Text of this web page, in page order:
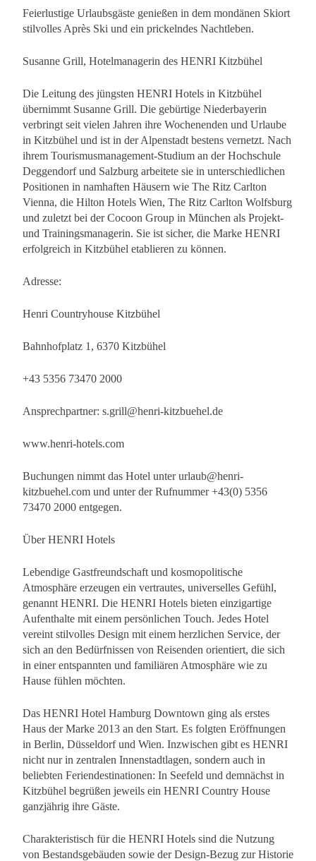
Feierlustige Urlaubsgäste genießen in dem mondänen Skiort
stilvolles Après Ski und ein prickelndes Nachtleben.
Susanne Grill, Hotelmanagerin des HENRI Kitzbühel
Die Leitung des jüngsten HENRI Hotels in Kitzbühel
übernimmt Susanne Grill. Die gebürtige Niederbayerin
verbringt seit vielen Jahren ihre Wochenenden und Urlaube
in Kitzbühel und ist in der Alpenstadt bestens vernetzt. Nach
ihrem Tourismusmanagement-Studium an der Hochschule
Deggendorf und Salzburg arbeitete sie in unterschiedlichen
Positionen in namhaften Häusern wie The Ritz Carlton
Vienna, die Hilton Hotels Wien, The Ritz Carlton Wolfsburg
und zuletzt bei der Cocoon Group in München als Projekt-
und Trainingsmanagerin. Sie ist sicher, die Marke HENRI
erfolgreich in Kitzbühel etablieren zu können.
Adresse:
Henri Countryhouse Kitzbühel
Bahnhofplatz 1, 6370 Kitzbühel
+43 5356 73470 2000
Ansprechpartner: s.grill@henri-kitzbuehel.de
www.henri-hotels.com
Buchungen nimmt das Hotel unterurlaub@henri-
kitzbuehel.com und unter der Rufnummer +43(0) 5356
73470 2000 entgegen.
Über HENRI Hotels
Lebendige Gastfreundschaft und kosmopolitische
Atmosphäre erzeugen ein vertrautes, universelles Gefühl,
genannt HENRI. Die HENRI Hotels bieten einzigartige
Aufenthalte mit einem persönlichen Touch. Jedes Hotel
vereint stilvolles Design mit einem herzlichen Service, der
sich an den Bedürfnissen von Reisenden orientiert, die sich
in einer entspannten und familiären Atmosphäre wie zu
Hause fühlen möchten.
Das HENRI Hotel Hamburg Downtown ging als erstes
Haus der Marke 2013 an den Start. Es folgten Eröffnungen
in Berlin, Düsseldorf und Wien. Inzwischen gibt es HENRI
nicht nur in zentralen Innenstadtlagen, sondern auch in
beliebten Feriendestinationen: In Seefeld und demnächst in
Kitzbühel begrüßen jeweils ein HENRI Country House
ganzjährig ihre Gäste.
Charakteristisch für die HENRI Hotels sind die Nutzung
von Bestandsgebäuden sowie der Design-Bezug zur Historie